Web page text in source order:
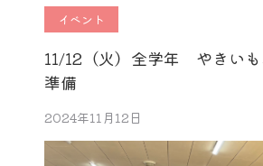
イベント
11/12（火）全学年 やきい
準備
2024年11月12日